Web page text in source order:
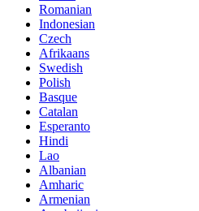
Romanian
Indonesian
Czech
Afrikaans
Swedish
Polish
Basque
Catalan
Esperanto
Hindi
Lao
Albanian
Amharic
Armenian